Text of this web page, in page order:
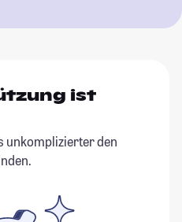
ist
unkomplizierter den